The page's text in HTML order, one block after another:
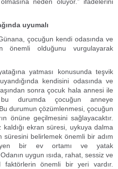
uyumalı
çocuğun kendi odasında ve
önemli olduğunu vurgulayarak
yatması konusunda teşvik
kendisini odasında ve
sonra çocuk hala annesi ile
durumda çocuğun anneye
durumun çözümlenmesi, çocuğun
önüne geçilmesini sağlayacaktır.
ekran süresi, uykuya dalma
süresini belirlemek önemli bir adım
bir ev ortamı ve yatak
uygun ısıda, rahat, sessiz ve
faktörlerin önemli bir yeri vardır.